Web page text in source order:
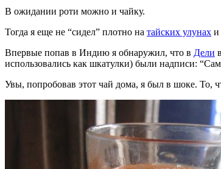
В ожидании роти можно и чайку.
Тогда я еще не “сидел” плотно на тайских улунах и
Впервые попав в Индию я обнаружил, что в Дели
использовались как шкатулки) были надписи:
Увы, попробовав этот чай дома, я был в шоке. То,